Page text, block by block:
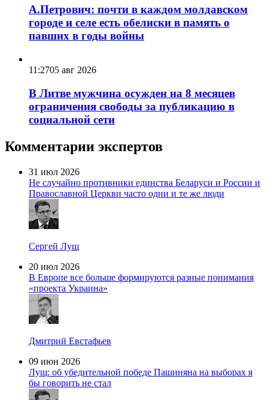
А.Петрович: почти в каждом молдавском
городе и селе есть обелиски в память о
павших в годы войны
11:2705 авг 2026
В Литве мужчина осужден на 8 месяцев
ограничения свободы за публикацию в
социальной сети
Комментарии экспертов
31 июл 2026
Не случайно противники единства Беларуси и России и
Православной Церкви часто одни и те же люди
Сергей Лущ
20 июл 2026
В Европе все больше формируются разные понимания
«проекта Украина»
Дмитрий Евстафьев
09 июн 2026
Лущ: об убедительной победе Пашиняна на выборах я
бы говорить не стал